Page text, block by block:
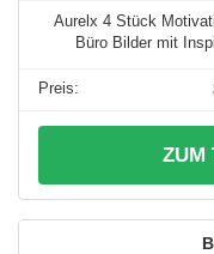
Aurelx 4 Stück
Büro Bilder mit
ZUM